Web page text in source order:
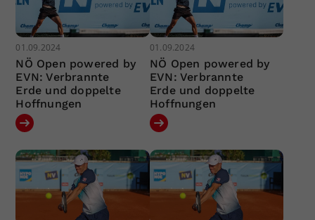
01.09.2024
NÖ Open powered by
EVN: Verbrannte
Erde und doppelte
Hoffnungen
01.09.2024
NÖ Open powered by
EVN: Verbrannte
Erde und doppelte
Hoffnungen